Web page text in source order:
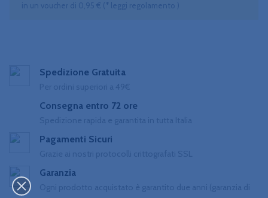
in un voucher di 0,95 € (* leggi regolamento )
Spedizione Gratuita
Consegna entro 72 ore
Pagamenti Sicuri
Garanzia